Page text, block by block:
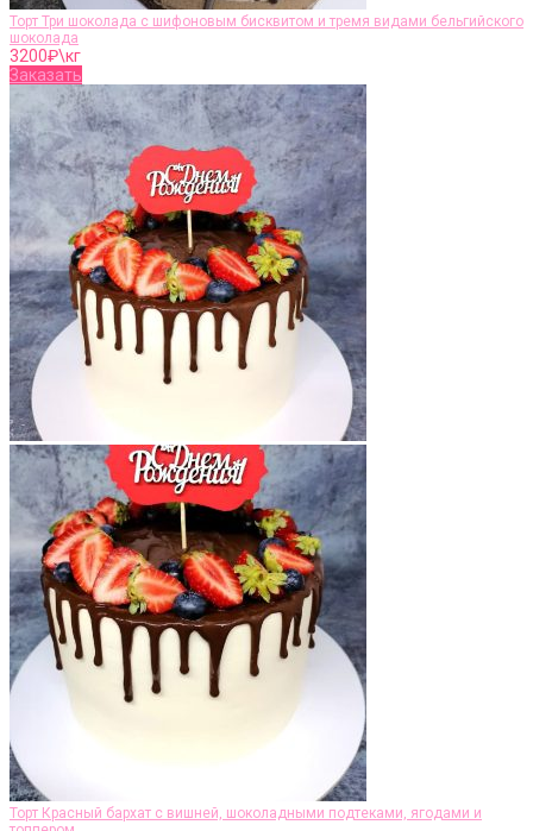
Торт Три шоколада с шифоновым бисквитом и тремя видами бельгийского
шоколада
3200₽\кг
Заказать
Торт Красный бархат c вишней, шоколадными подтеками, ягодами и